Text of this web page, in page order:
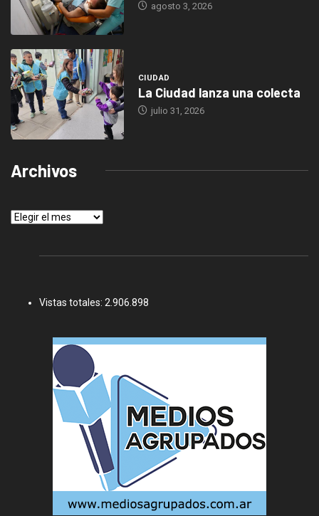
agosto 3, 2026
CIUDAD
La Ciudad lanza una colecta
julio 31, 2026
Archivos
Archivos
Vistas totales: 2.906.898